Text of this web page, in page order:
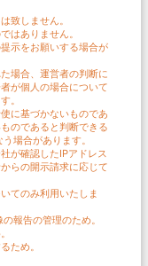
致しません。
はありません。
示をお願いする場合が
場合、運営者の判断に
が個人の場合について
。
に基づかないものであ
のであると判断できる
場合があります。
が確認したIPアドレス
らの開示請求に応じて
てのみ利用いたしま
報告の管理のため。
ため。